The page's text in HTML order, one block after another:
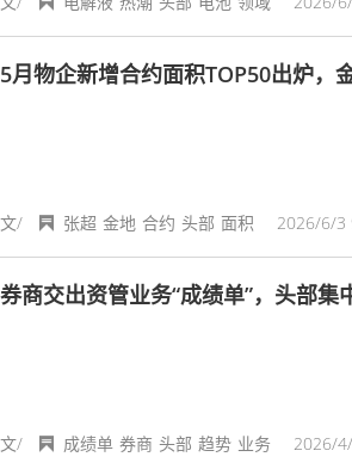
5月物企新增合约面积TOP50出炉，
文/ 2026/6/3
张超 金地 合约 头部 面积
券商交出资管业务“成绩单”，头部集
文/ 2026/
成绩单 券商 头部 趋势 业务